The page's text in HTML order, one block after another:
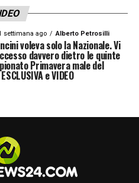
settimana ago Alberto Petrosilli
voleva solo la Nazionale. Vi
davvero dietro le quinte
Primavera male del
e VIDEO